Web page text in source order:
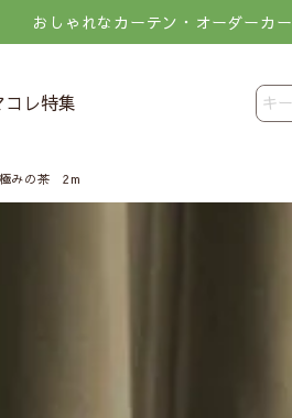
おしゃれなカーテン・オーダーカ
コレ特集
みの茶 2m